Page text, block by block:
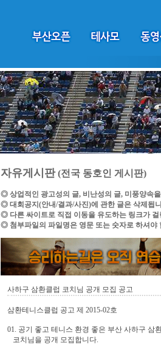
자유게시판(전국 동호인 게시판)
◎ 상업적인 광고성의 글, 비난성의 글, 미풍양속
◎ 대회공지(안내/결과/사진)에 관한 글은 삭제됩
◎ 다른 싸이트로 직접 이동을 유도하는 링크가
◎ 첨부파일의 파일명은 영문 또는 숫자로 하셔야
사하구 삼환클럽 코치님 공개 모집 공고
삼환테니스클럽 공고 제 2015-02호
01. 공기 좋고 테니스 환경 좋은 부산 사하구 삼
코치님을 공개 모집합니다.